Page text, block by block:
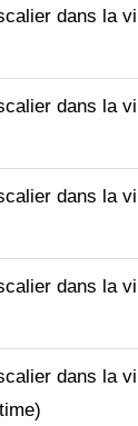
dans la
dans la
dans la
dans la
dans la